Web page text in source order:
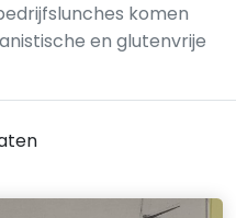
komen
en glutenvrije